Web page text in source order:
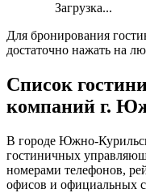
Загрузка...
Для бронирования
достаточно нажать на
Список
компаний г.
В городе Южно-
гостиничных
номерами телефонов,
офисов и официальных